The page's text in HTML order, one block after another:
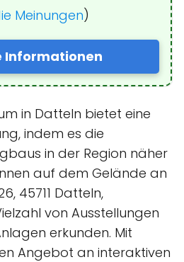
Meinungen)
Informationen
in Datteln bietet eine
indem es die
in der Region näher
auf dem Gelände an
45711 Datteln,
von Ausstellungen
erkunden. Mit
Angebot an interaktiven